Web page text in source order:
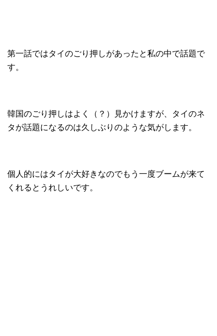
第一話ではタイのごり押しがあったと私の中で話題で
す。
韓国のごり押しはよく（？）見かけますが、タイのネ
タが話題になるのは久しぶりのような気がします。
個人的にはタイが大好きなのでもう一度ブームが来て
くれるとうれしいです。